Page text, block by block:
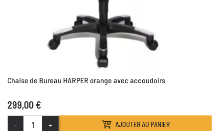
Chaise de Bureau HARPER orange avec accoudoirs
299,00 €
- + AJOUTER AU PANIER